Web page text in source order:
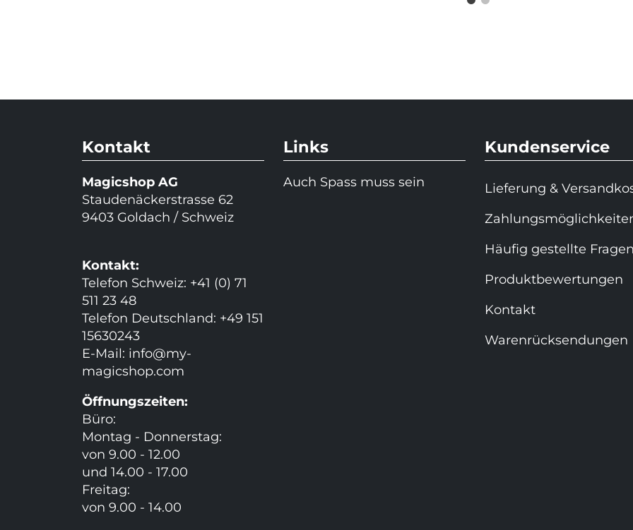
Kontakt
Magicshop AG
Staudenäckerstrasse 62
9403 Goldach / Schweiz
Kontakt:
Telefon Schweiz: +41 (0) 71
511 23 48
Telefon Deutschland: +49 151
15630243
E-Mail: info@my-
magicshop.com
Öffnungszeiten:
Büro:
Montag - Donnerstag:
von 9.00 - 12.00
und 14.00 - 17.00
Freitag:
von 9.00 - 14.00
Links
Auch Spass muss sein
Kundenservice
Lieferung &
Häufig gestellte Fragen
Produktbewertungen
Kontakt
Warenrücksendungen